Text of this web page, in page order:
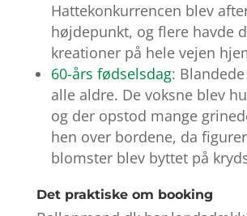
Hattekonkurrencen blev
højdepunkt, og flere havde
kreationer på hele vejen
60-års fødselsdag:
alle aldre. De voksne blev
og der opstod mange
hen over bordene, da
blomster blev byttet på
Det praktiske om booking